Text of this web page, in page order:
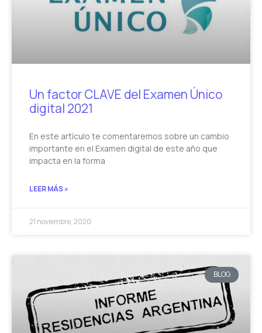
Un factor CLAVE del Examen Único
digital 2021
En este artículo te comentaremos sobre un cambio
importante en el Examen digital de este año que
impacta en la forma
LEER MÁS »
21 noviembre, 2020
BLOG